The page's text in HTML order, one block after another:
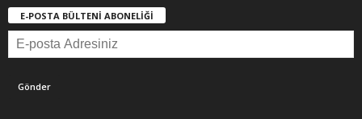
E-POSTA BÜLTENİ ABONELİĞİ